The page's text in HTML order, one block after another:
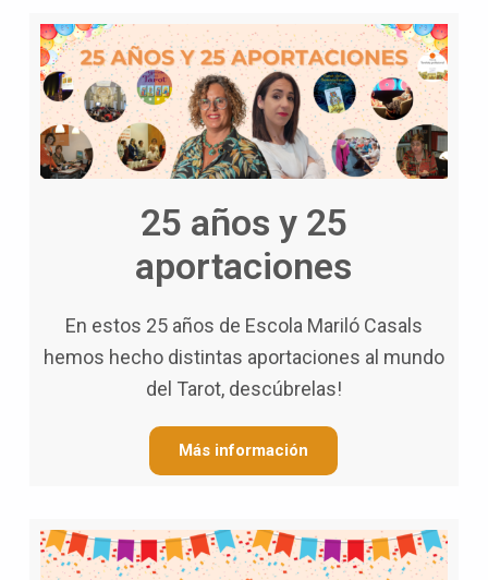
25 años y 25
aportaciones
En estos 25 años de Escola Mariló Casals
hemos hecho distintas aportaciones al mundo
del Tarot, descúbrelas!
Más información